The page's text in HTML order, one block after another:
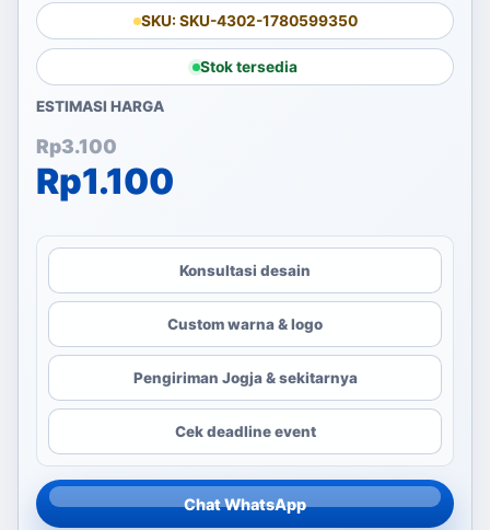
SKU: SKU-4302-1780599350
Stok tersedia
ESTIMASI HARGA
Rp3.100
Harga aslinya adalah:
Rp1.100
Harga saat ini adalah:
Konsultasi desain
Custom warna & logo
Pengiriman Jogja & sekitarnya
Cek deadline event
Chat WhatsApp